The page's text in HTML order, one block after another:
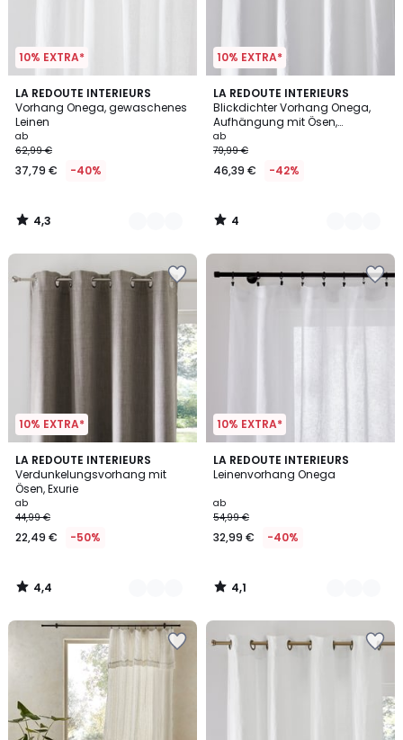
10% EXTRA*
LA REDOUTE INTERIEURS
Vorhang Onega, gewaschenes
Leinen
ab
62,99 €
37,79 € -40%
4,3
/ 5
8
Farben
4,3
/
10% EXTRA*
LA REDOUTE INTERIEURS
Blickdichter Vorhang Onega,
Aufhängung mit Ösen,
gewaschenes Leinen
ab
79,99 €
46,39 € -42%
4
/
5
12
Farben
4
/
10% EXTRA*
LA REDOUTE INTERIEURS
Verdunkelungsvorhang mit
Ösen, Exurie
ab
44,99 €
22,49 € -50%
4,4
/ 5
4
Farben
4,4
/
10% EXTRA*
LA REDOUTE INTERIEURS
Leinenvorhang Onega
ab
54,99 €
32,99 € -40%
4,1
/ 5
4
Farben
4,1
/